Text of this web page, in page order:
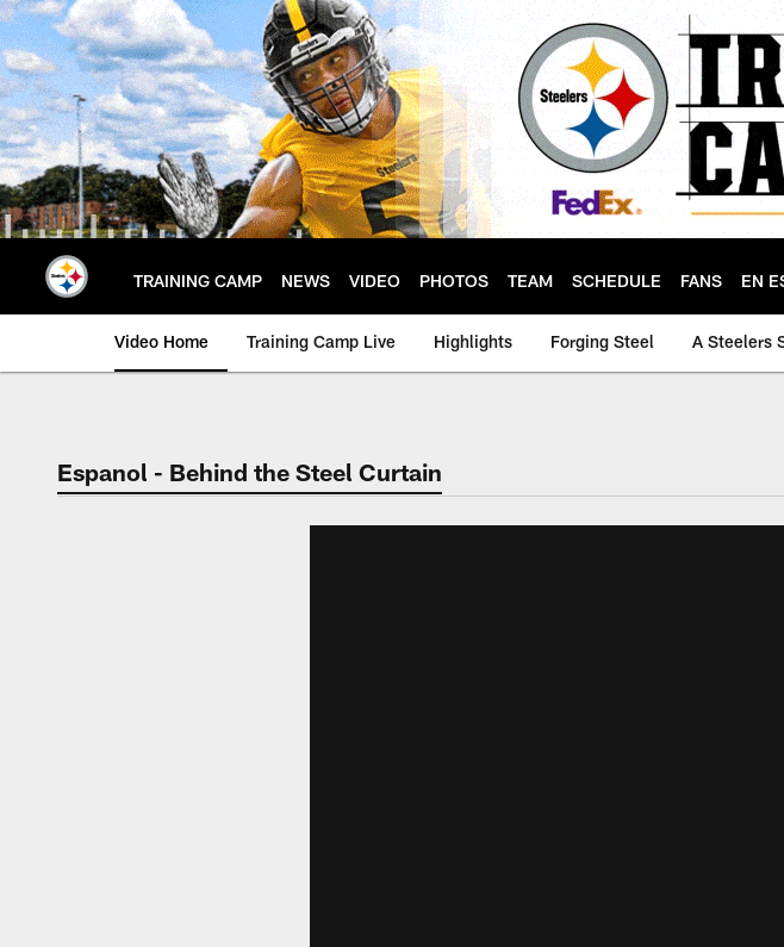
Skip
to
main
content
TRAINING CAMP NEWS VIDEO PHOTOS TEAM SCHEDULE FANS EN
Video Home Training Camp Live Highlights Forging Steel A Steelers
Espanol - Behind the Steel Curtain